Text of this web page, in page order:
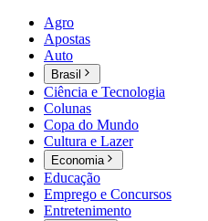
Agro
Apostas
Auto
Brasil
Ciência e Tecnologia
Colunas
Copa do Mundo
Cultura e Lazer
Economia
Educação
Emprego e Concursos
Entretenimento